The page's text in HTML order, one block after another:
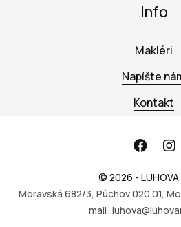
Info
Makléri
Napíšte
Kontakt
© 2026 -
Moravská 682/3, Púchov 020 01,
mail: